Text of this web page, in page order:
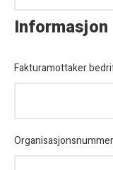
Fakturamottaker
Organisasjonsnummer